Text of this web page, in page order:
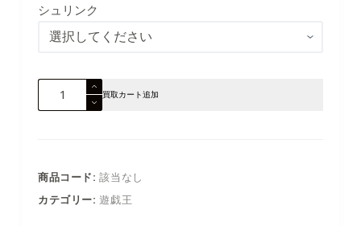
シュリンク
買取カート追加
商品コード:該当なし
カテゴリー:遊戯王